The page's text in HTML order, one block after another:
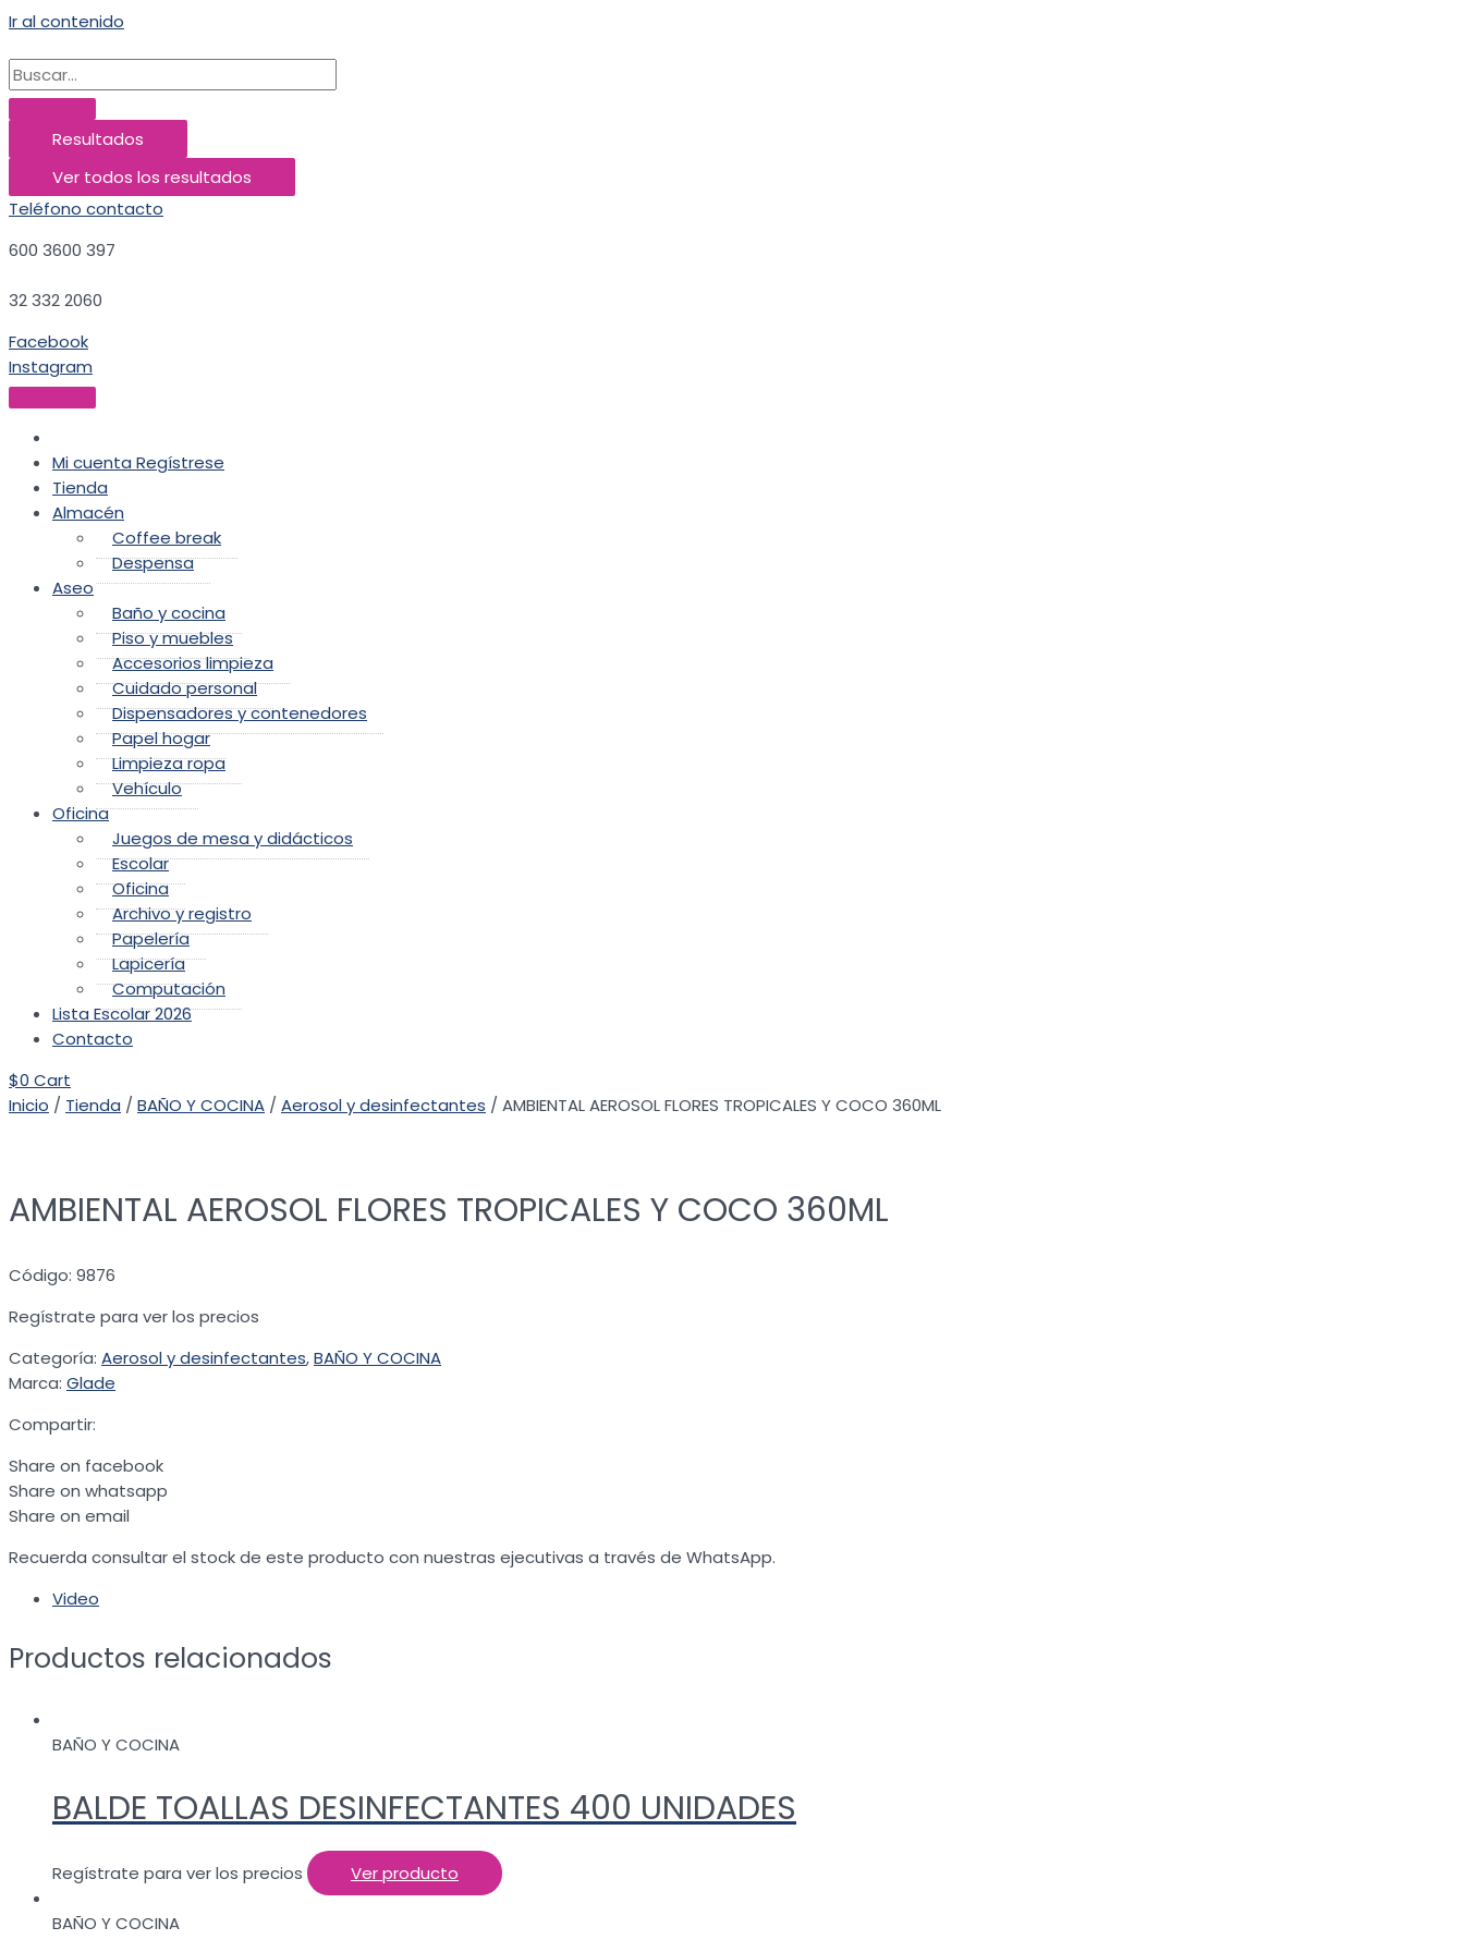
Ir al contenido
Resultados
Ver todos los resultados
Teléfono contacto
600 3600 397
32 332 2060
Facebook
Instagram
Mi cuenta Regístrese
Tienda
Almacén
Coffee break
Despensa
Aseo
Baño y cocina
Piso y muebles
Accesorios limpieza
Cuidado personal
Dispensadores y contenedores
Papel hogar
Limpieza ropa
Vehículo
Oficina
Juegos de mesa y didácticos
Escolar
Oficina
Archivo y registro
Papelería
Lapicería
Computación
Lista Escolar 2026
Contacto
$0 Cart
Inicio / Tienda / BAÑO Y COCINA / Aerosol y desinfectantes / AMBIENTAL AEROSOL FLORES TROPICALES Y COCO 360ML
AMBIENTAL AEROSOL FLORES TROPICALES Y COCO 360ML
Código: 9876
Regístrate para ver los precios
Categoría: Aerosol y desinfectantes,BAÑO Y COCINA
Marca: Glade
Compartir:
Share on facebook
Share on whatsapp
Share on email
Recuerda consultar el stock de este producto con nuestras ejecutivas a través de WhatsApp.
Video
Productos relacionados
BAÑO Y COCINA
BALDE TOALLAS DESINFECTANTES 400 UNIDADES
Regístrate para ver los precios Ver producto
BAÑO Y COCINA